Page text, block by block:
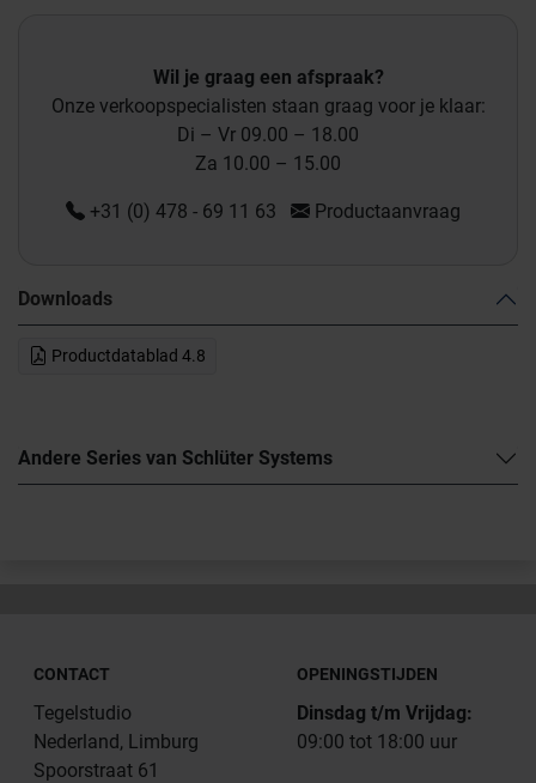
Wil je graag een afspraak?
Onze verkoopspecialisten staan graag voor je klaar:
Di – Vr 09.00 – 18.00
Za 10.00 – 15.00
+31 (0) 478 - 69 11 63 Productaanvraag
Downloads
Productdatablad 4.8
Andere Series van Schlüter Systems
CONTACT
Tegelstudio
Nederland, Limburg
Spoorstraat 61
OPENINGSTIJDEN
Dinsdag t/m Vrijdag:
09:00 tot 18:00 uur